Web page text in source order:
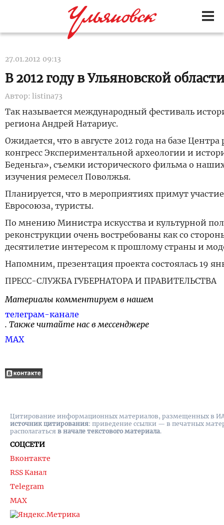
27.01.2012 09:13
В 2012 году в Ульяновской
Автор: listina73
Так называется международный фестиваль
региона Андрей Натариус.
Ожидается, что в августе 2012 года на базе
конгресс Экспериментальной археологии и
Беденьга», съемки исторического фильма о
изучения ремесел Поволжья.
Планируется, что в мероприятиях примут
Евросоюза, туристы.
По мнению Министра искусства и культурной
реконструкции очень востребованы как со
десятилетие интересом к прошлому страны и
Напомним, презентация проекта состоялась 19
ПРЕСС-СЛУЖБА ГУБЕРНАТОРА И ПРАВИТЕЛЬСТВА
Материалы комментируем в нашем
телеграм-канале
. Также читайте нас в мессенджере
MAX
СОЦСЕТИ
Вконтакте
RSS Канал
Telegram
MAX
Цитирование информационных материалов, размещенных в ИА
источник цитирования: приведение ссылки — в печатных
располагаться в начале текстового материала.